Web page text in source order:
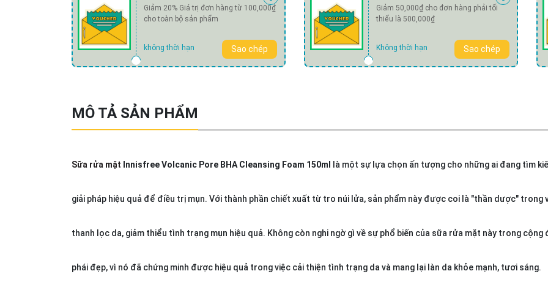
Giảm 20% Giá trị đơn hàng từ 100,000₫
cho toàn bộ sản phẩm
không thời hạn Sao chép
Giảm 50,000₫ cho đơn hàng phải tối
thiểu là 500,000₫
Không thời hạn Sao chép
MÔ TẢ SẢN PHẨM
Sữa rửa mặt Innisfree Volcanic Pore BHA Cleansing Foam 150ml là một sự lựa chọn ấn tượng cho những ai đang tìm
giải pháp hiệu quả để điều trị mụn. Với thành phần chiết xuất từ tro núi lửa, sản phẩm này được coi là "thần dược" trong
thanh lọc da, giảm thiểu tình trạng mụn hiệu quả. Không còn nghi ngờ gì về sự phổ biến của sữa rửa mặt này trong cộng
phái đẹp, vì nó đã chứng minh được hiệu quả trong việc cải thiện tình trạng da và mang lại làn da khỏe mạnh, tươi sáng.